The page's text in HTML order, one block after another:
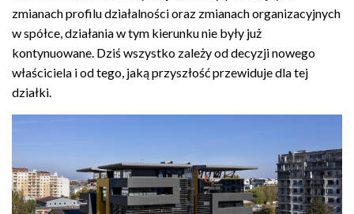
zmianach profilu działalności oraz zmianach organizacyjnych
w spółce, działania w tym kierunku nie były już
kontynuowane. Dziś wszystko zależy od decyzji nowego
właściciela i od tego, jaką przyszłość przewiduje dla tej
działki.